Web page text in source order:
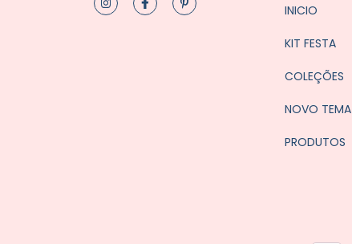
INICIO
KIT FESTA
COLEÇÕES
NOVO TEMA
PRODUTOS